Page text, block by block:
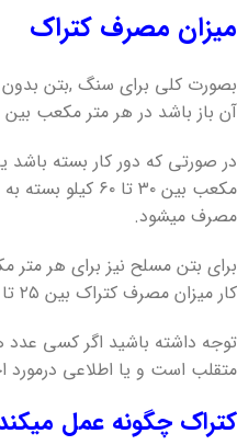
میزان مصرف کتراک
بصورت کلی برای سنگ ,بتن بدون
آن باز باشد در هر متر مکعب بین ۷ تا ۱۵ کیلو مصرف میشود.
در صورتی که دور کار بسته باشد
مکعب بین ۳۰ تا
مصرف میشود.
برای بتن مسلح نیز برای هر متر
کار میزان مصرف کتراک بین ۲۵ تا ۵۰ کیلو میشود.
توجه داشته باشید اگر کسی عدد
متقلب است و یا اطلاعی درمورد
کتراک چگونه عمل